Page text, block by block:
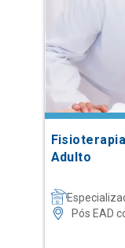
Adulto
Pós EAD